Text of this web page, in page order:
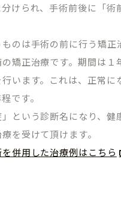
けられ、手術前後に「
ものは手術の前に行う矯
矯正治療です。期間は
います。これは、正常
です。
という診断名になり、
を受けて頂けます。
併用した治療例はこちら